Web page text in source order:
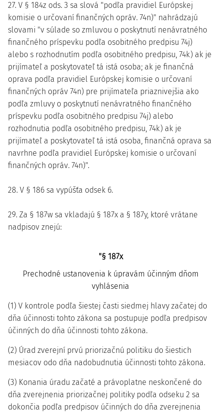
27. V § 184z ods. 3 sa slová "podľa pravidiel Európskej
komisie o určovaní finančných opráv. 74n)" nahrádzajú
slovami "v súlade so zmluvou o poskytnutí nenávratného
finančného príspevku podľa osobitného predpisu 74j)
alebo s rozhodnutím podľa osobitného predpisu, 74k) ak je
prijímateľ a poskytovateľ tá istá osoba; ak je finančná
oprava podľa pravidiel Európskej komisie o určovaní
finančných opráv 74n) pre prijímateľa priaznivejšia ako
podľa zmluvy o poskytnutí nenávratného finančného
príspevku podľa osobitného predpisu 74j) alebo
rozhodnutia podľa osobitného predpisu, 74k) ak je
prijímateľ a poskytovateľ tá istá osoba, finančná oprava sa
navrhne podľa pravidiel Európskej komisie o určovaní
finančných opráv. 74n)".
28. V § 186 sa vypúšťa odsek 6.
29. Za § 187w sa vkladajú § 187x a § 187y, ktoré vrátane
nadpisov znejú:
"§ 187x
Prechodné ustanovenia k úpravám účinným dňom
vyhlásenia
(1) V kontrole podľa šiestej časti siedmej hlavy začatej do
dňa účinnosti tohto zákona sa postupuje podľa predpisov
účinných do dňa účinnosti tohto zákona.
(2) Úrad zverejní prvú priorizačnú politiku do šiestich
mesiacov odo dňa nadobudnutia účinnosti tohto zákona.
(3) Konania úradu začaté a právoplatne neskončené do
dňa zverejnenia priorizačnej politiky podľa odseku 2 sa
dokončia podľa predpisov účinných do dňa zverejnenia